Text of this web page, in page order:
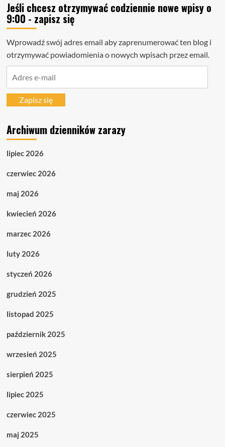
Jeśli chcesz otrzymywać codziennie nowe wpisy o
9:00 - zapisz się
Wprowadź swój adres email aby zaprenumerować ten blog i
otrzymywać powiadomienia o nowych wpisach przez email.
mailZapisz się
Archiwum dzienników zarazy
lipiec 2026
czerwiec 2026
maj 2026
kwiecień 2026
marzec 2026
luty 2026
styczeń 2026
grudzień 2025
listopad 2025
październik 2025
wrzesień 2025
sierpień 2025
lipiec 2025
czerwiec 2025
maj 2025